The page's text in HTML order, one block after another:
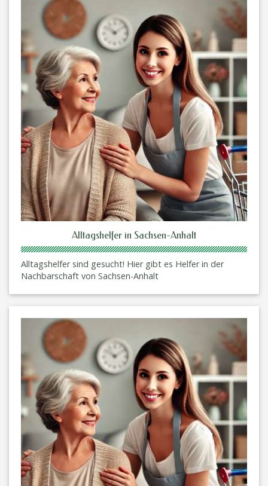
Alltagshelfer in Sachsen-Anhalt
Alltagshelfer sind gesucht! Hier gibt es Helfer in der
Nachbarschaft von Sachsen-Anhalt